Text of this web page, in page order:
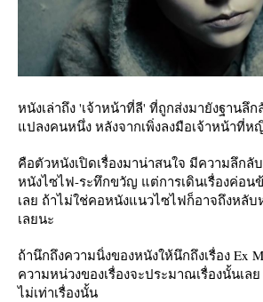
หนังเล่าถึง 'เจ้าหน้าที่ลี' ที่ถูกส่งมายังฐานลึ
ปลงคนหนึ่ง หลังจากเพิ่งลงมือเจ้าหน้าที่ห
คือตัวหนังเปิดเรื่องมาน่าสนใจ มีความลึก
หนังไซไฟ-ระทึกขวัญ แต่การเดินเรื่องค่อนข้
เลย ถ้าไม่ใช่คอหนังแนวไซไฟก็อาจถึงหลั
เลยนะ
ถ้านึกถึงความนิ่งของหนังให้นึกถึงเรื่อง Ex
ความหน่วงของเรื่องจะประมาณเรื่องนั้นเ
ไม่เท่าเรื่องนั้น